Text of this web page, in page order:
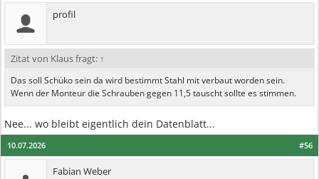
profil
Zitat von Klaus fragt: ↑
Das soll Schüko sein da wird bestimmt Stahl mit verbaut worden sein.
Wenn der Monteur die Schrauben gegen 11,5 tauscht sollte es stimmen.
Nee... wo bleibt eigentlich dein Datenblatt...
#56
10.07.2026
Fabian Weber